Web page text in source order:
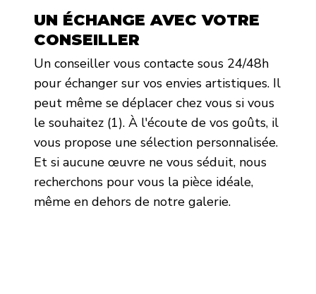
UN ÉCHANGE AVEC VOTRE
CONSEILLER
Un conseiller vous contacte sous 24/48h
pour échanger sur vos envies artistiques. Il
peut même se déplacer chez vous si vous
le souhaitez (1). À l'écoute de vos goûts, il
vous propose une sélection personnalisée.
Et si aucune œuvre ne vous séduit, nous
recherchons pour vous la pièce idéale,
même en dehors de notre galerie.